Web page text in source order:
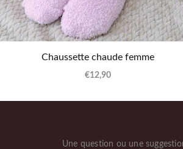
Chaussette chaude femme
€12,90
Une question ou une